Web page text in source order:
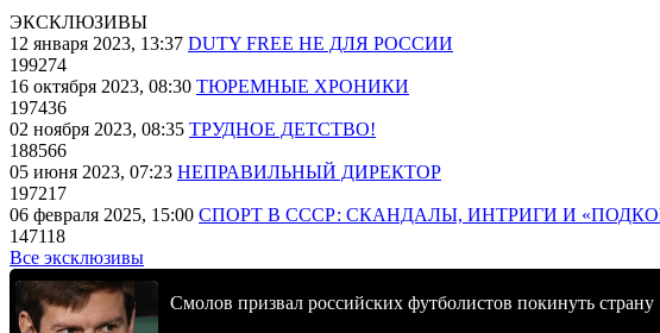
ЭКСКЛЮЗИВЫ
12 января 2023, 13:37 DUTY FREE НЕ ДЛЯ РОССИИ
199274
16 октября 2023, 08:30 ТЮРЕМНЫЕ ХРОНИКИ
197436
02 ноября 2023, 08:35 ТРУДНОЕ ДЕТСТВО!
188566
05 июня 2023, 07:23 НЕПРАВИЛЬНЫЙ ДИРЕКТОР
197217
06 февраля 2025, 15:00 СПОРТ В СССР: СКАНДАЛЫ, ИНТРИГИ И
147118
Все эксклюзивы
Смолов призвал российских футболистов покинуть страну